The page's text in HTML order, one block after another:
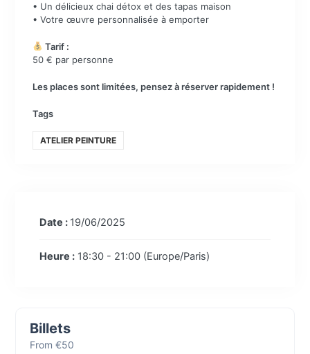
• Un délicieux chai détox et des tapas maison
• Votre œuvre personnalisée à emporter
Tarif :
50 € par personne
Les places sont limitées, pensez à réserver rapidement !
Tags
ATELIER PEINTURE
Date : 19/06/2025
Heure : 18:30 - 21:00 (Europe/Paris)
Billets
From €50